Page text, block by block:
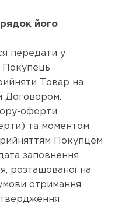
його
передати у
Покупець
Товар на
Договором.
оферти
та моментом
Покупцем
заповнення
розташованої на
отримання